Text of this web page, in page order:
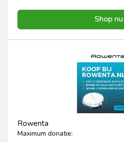
Shop nu
Rowenta
Maximum donatie: